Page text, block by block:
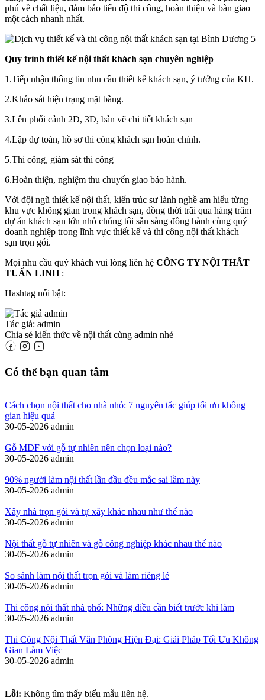
phú về chất liệu, đảm bảo tiến độ thi công, hoàn thiện và bàn giao
một cách nhanh nhất.
Quy trình thiết kế nội thất khách sạn chuyên nghiệp
1.Tiếp nhận thông tin nhu cầu thiết kế khách sạn, ý tưởng của KH.
2.Khảo sát hiện trạng mặt bằng.
3.Lên phối cảnh 2D, 3D, bản vẽ chi tiết khách sạn
4.Lập dự toán, hồ sơ thi công khách sạn hoàn chỉnh.
5.Thi công, giám sát thi công
6.Hoàn thiện, nghiệm thu chuyển giao bảo hành.
Với đội ngũ thiết kế nội thất, kiến trúc sư lành nghề am hiểu từng
khu vực không gian trong khách sạn, đồng thời trãi qua hàng trăm
dự án khách sạn lớn nhỏ chúng tôi sẵn sàng đồng hành cùng quý
doanh nghiệp trong lĩnh vực thiết kế và thi công nội thất khách
sạn trọn gói.
Mọi nhu cầu quý khách vui lòng liên hệ CÔNG TY NỘI THẤT
TUẤN LINH:
Hashtag nổi bật:
Tác giả: admin
Chia sẻ kiến thức về nội thất cùng admin nhé
Có thể bạn quan tâm
Cách chọn nội thất cho nhà nhỏ: 7 nguyên tắc giúp tối ưu không
gian hiệu quả
30-05-2026 admin
Gỗ MDF với gỗ tự nhiên nên chọn loại nào?
30-05-2026 admin
90% người làm nội thất lần đầu đều mắc sai lầm này
30-05-2026 admin
Xây nhà trọn gói và tự xây khác nhau như thế nào
30-05-2026 admin
Nội thất gỗ tự nhiên và gỗ công nghiệp khác nhau thế nào
30-05-2026 admin
So sánh làm nội thất trọn gói và làm riêng lẻ
30-05-2026 admin
Thi công nội thất nhà phố: Những điều cần biết trước khi làm
30-05-2026 admin
Thi Công Nội Thất Văn Phòng Hiện Đại: Giải Pháp Tối Ưu Không
Gian Làm Việc
30-05-2026 admin
Lỗi: Không tìm thấy biểu mẫu liên hệ.